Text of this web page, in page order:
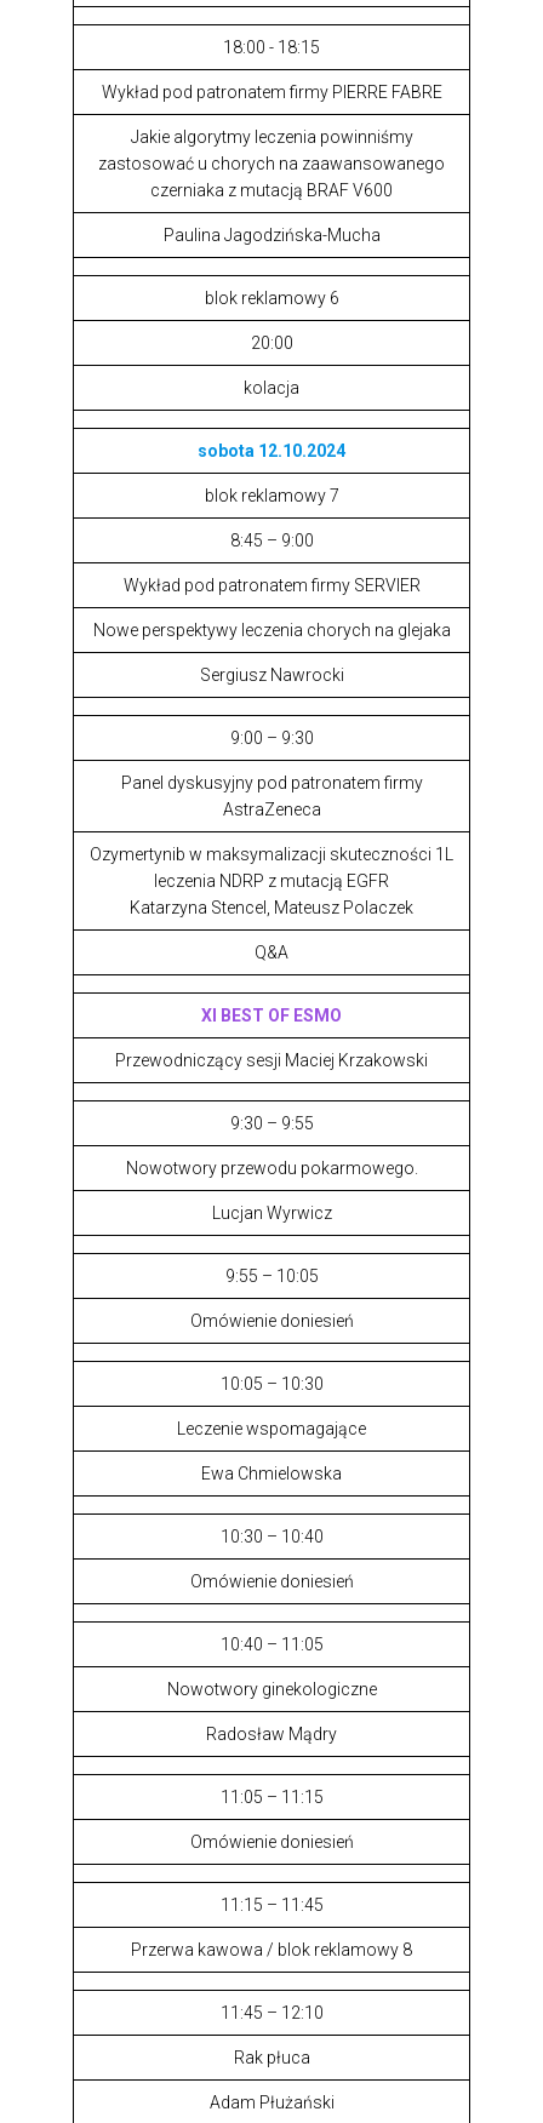
18:00 - 18:15
Wykład pod patronatem firmy PIERRE FABRE
Jakie algorytmy leczenia powinniśmy
zastosować u chorych na zaawansowanego
czerniaka z mutacją BRAF V600
Paulina Jagodzińska-Mucha
blok reklamowy 6
20:00
kolacja
sobota 12.10.2024
blok reklamowy 7
8:45 – 9:00
Wykład pod patronatem firmy SERVIER
Nowe perspektywy leczenia chorych na glejaka
Sergiusz Nawrocki
9:00 – 9:30
Panel dyskusyjny pod patronatem firmy
AstraZeneca
Ozymertynib w maksymalizacji skuteczności 1L
leczenia NDRP z mutacją EGFR
Katarzyna Stencel, Mateusz Polaczek
Q&A
XI BEST OF ESMO
Przewodniczący sesji Maciej Krzakowski
9:30 – 9:55
Nowotwory przewodu pokarmowego.
Lucjan Wyrwicz
9:55 – 10:05
Omówienie doniesień
10:05 – 10:30
Leczenie wspomagające
Ewa Chmielowska
10:30 – 10:40
Omówienie doniesień
10:40 – 11:05
Nowotwory ginekologiczne
Radosław Mądry
11:05 – 11:15
Omówienie doniesień
11:15 – 11:45
Przerwa kawowa / blok reklamowy 8
11:45 – 12:10
Rak płuca
Adam Płużański